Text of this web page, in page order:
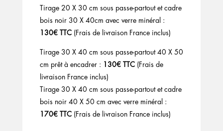
Tirage 20 X 30 cm sous passe-partout et cadre
bois noir 30 X 40cm avec verre minéral :
130€ TTC (Frais de livraison France inclus)
Tirage 30 X 40 cm sous passe-partout 40 X 50
cm prêt à encadrer :
130€ TTC(Frais de
livraison France inclus)
Tirage 30 X 40 cm sous passe-partout et cadre
bois noir 40 X 50 cm avec verre minéral :
170€ TTC(Frais de livraison France inclus)